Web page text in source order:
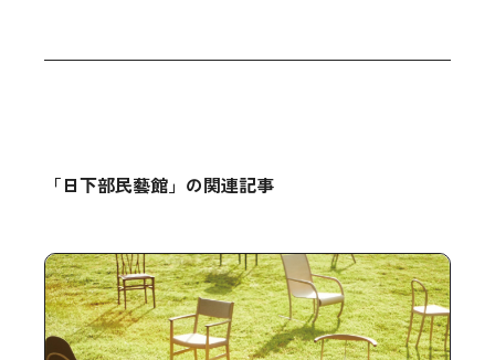
「日下部民藝館」の関連記事